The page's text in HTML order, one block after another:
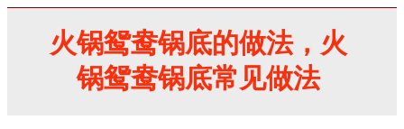
火锅鸳鸯锅底的做法，火
锅鸳鸯锅底常见做法